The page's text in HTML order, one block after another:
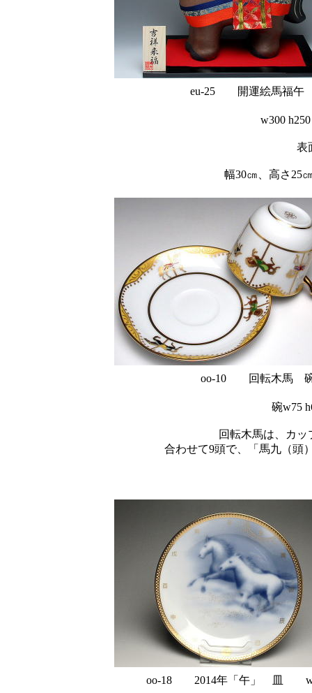
eu-25 開運絵馬
w300
表
幅30㎝、高さ25
oo-10 回転木
碗w75
回転木馬は、カ
合わせて9頭で、「馬九（頭
oo-18 2014年「午」